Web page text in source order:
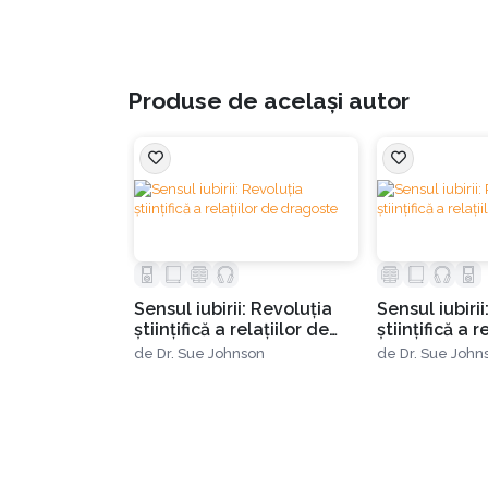
Din carte vei afla:
Cât de mult ne afectează respingerea și
Cât de supraapreciate sunt pasiunea
Ce șanse există ca până și cele mai
Povești reale despre problemele cu
Produse de același autor
Sensul iubirii: Revoluția
științifică a relațiilor de
dragoste
de Dr. Sue Johnson
Sensul
științifică a
dragoste
de Dr. Sue